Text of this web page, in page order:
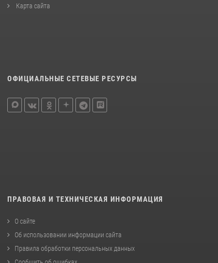
Карта сайта
ОФИЦИАЛЬНЫЕ СЕТЕВЫЕ РЕСУРСЫ
ПРАВОВАЯ И ТЕХНИЧЕСКАЯ ИНФОРМАЦИЯ
О сайте
Об использовании информации сайта
Правила обработки персональных данных